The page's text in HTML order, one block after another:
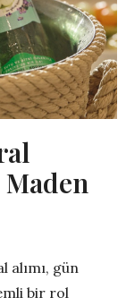
Maden
alımı, gün
bir rol